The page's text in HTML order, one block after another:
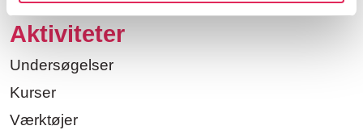
Aktiviteter
Undersøgelser
Kurser
Værktøjer